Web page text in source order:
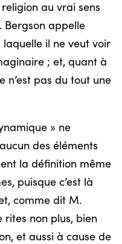
au vrai sens
Bergson appelle
il ne veut voir
; et, quant à
n’est pas du tout une
» ne
des éléments
la définition même
puisque c’est là
comme dit M.
rites non plus, bien
et aussi à cause de